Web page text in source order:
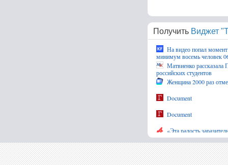
Получить Виджет
На видео попал момент
минимум восемь человек
Матвиенко
российских студентов
Женщина 2000 раз
Document
Document
«Эта радость
зеркале
В США его вылечить не
попавшего в больницу